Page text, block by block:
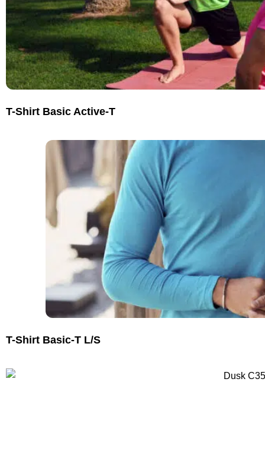
T-Shirt Basic Active-T
T-Shirt Basic-T L/S